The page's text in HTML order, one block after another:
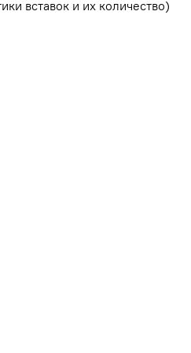
вставок и их количество)